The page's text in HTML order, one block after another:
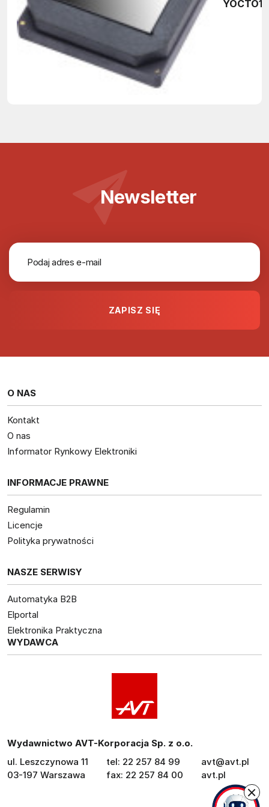
Newsletter
O NAS
Kontakt
O nas
Informator Rynkowy Elektroniki
INFORMACJE PRAWNE
Regulamin
Licencje
Polityka prywatności
NASZE SERWISY
Automatyka B2B
Elportal
Elektronika Praktyczna
WYDAWCA
Wydawnictwo AVT-Korporacja Sp. z o.o.
ul. Leszczynowa 11
03-197 Warszawa
tel: 22 257 84 99
fax: 22 257 84 00
avt@avt.pl
avt.pl